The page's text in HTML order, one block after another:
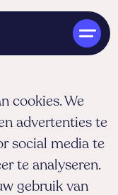
cookies. We
advertenties te
social media te
te analyseren.
gebruik van